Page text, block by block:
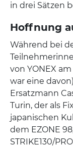
in drei Sätzen
Hoffnung
Während bei
von YONEX
war eine
Ersatzmann
Turin, der als
japanischen
dem EZONE
STRIKE130/